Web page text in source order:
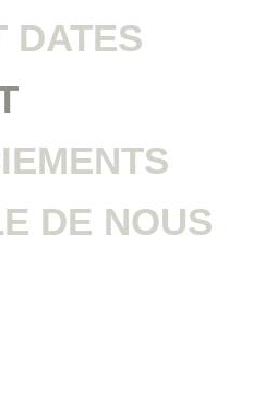
DATES
DE NOUS